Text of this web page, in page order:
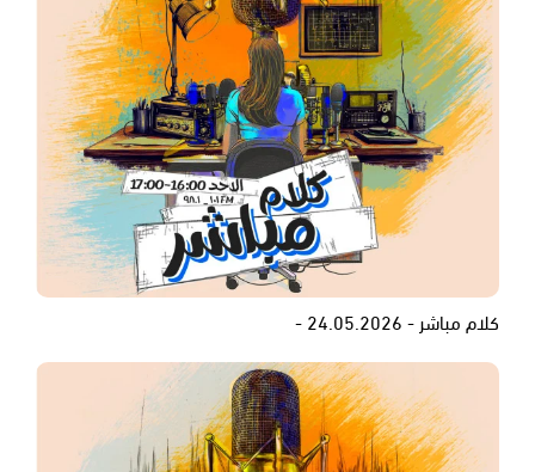
كلام مباشر - 24.05.2026 -